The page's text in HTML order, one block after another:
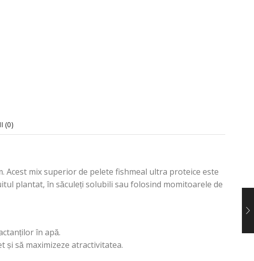
(0)
Acest mix superior de pelete fishmeal ultra proteice este
plantat, în săculeți solubili sau folosind momitoarele de
în apă.
și să maximizeze atractivitatea.